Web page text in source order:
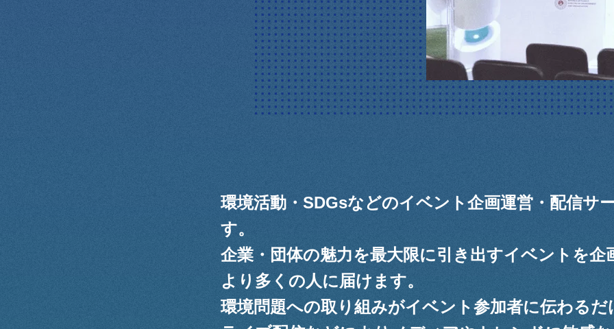
環境活動・SDGsなどのイベント企画運営・配信サ
す。
企業・団体の魅力を最大限に引き出すイベントを企
より多くの人に届けます。
環境問題への取り組みがイベント参加者に伝わるだ